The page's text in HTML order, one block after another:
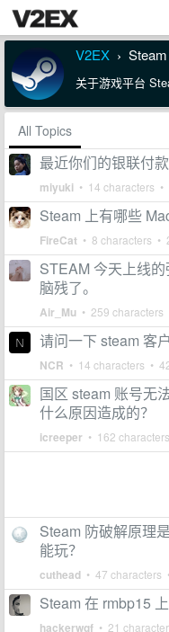
V2EX › Steam
关于游戏平台
All Topics
最近你们的银联付
miyuki • 14 characters
Steam 上有哪些
FireCat • 8 characters •
STEAM 今天上线
脑残了。
Air_Mu • 259
请问一下 steam 客
NCR • 14 characters •
国区 steam 账号无
什么原因造成的？
icreeper • 162
Steam 防破解原理
能玩？
cuthead • 47 characters
Steam 在 rmbp15
hackerwgf • 21